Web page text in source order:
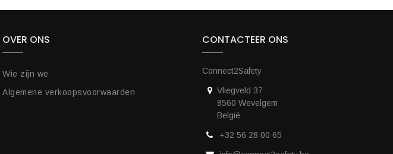
OVER ONS
Wie zijn we
Algemene verkoopsvoorwaarden
CONTACTEER ONS
Connect2Safety
Vliegveld 37
8560 Wevelgem
België
+32 56 28 00 65